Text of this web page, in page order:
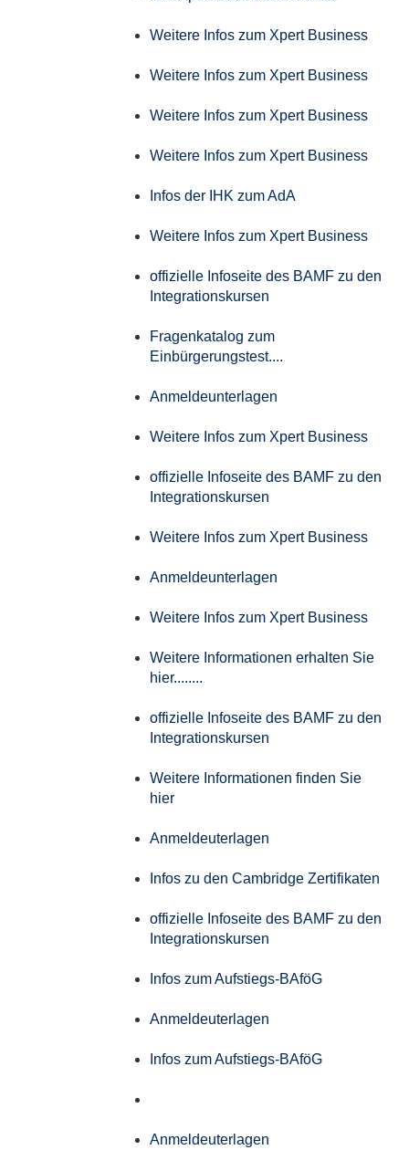
Weitere Infos zum Xpert Business
Weitere Infos zum Xpert Business
Weitere Infos zum Xpert Business
Weitere Infos zum Xpert Business
Infos der IHK zum AdA
Weitere Infos zum Xpert Business
offizielle Infoseite des BAMF zu den
Integrationskursen
Fragenkatalog zum
Einbürgerungstest....
Anmeldeunterlagen
Weitere Infos zum Xpert Business
offizielle Infoseite des BAMF zu den
Integrationskursen
Weitere Infos zum Xpert Business
Anmeldeunterlagen
Weitere Infos zum Xpert Business
Weitere Informationen erhalten Sie
hier........
offizielle Infoseite des BAMF zu den
Integrationskursen
Weitere Informationen finden Sie
hier
Anmeldeuterlagen
Infos zu den Cambridge Zertifikaten
offizielle Infoseite des BAMF zu den
Integrationskursen
Infos zum Aufstiegs-BAföG
Anmeldeuterlagen
Infos zum Aufstiegs-BAföG
Anmeldeuterlagen